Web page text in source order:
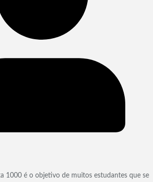
1000 é o objetivo de muitos estudantes que se